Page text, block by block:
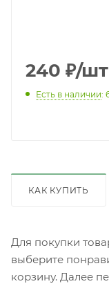
240 ₽/шт
Есть в наличии:
КАК КУПИТЬ
Для покупки
выберите
корзину. Далее